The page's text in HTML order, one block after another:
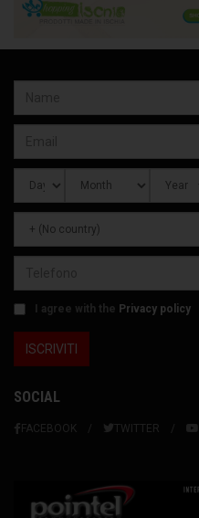
I agree with the Privacy policy
SOCIAL
FACEBOOK TWITTER